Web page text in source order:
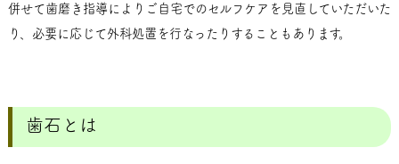
併せて歯磨き指導によりご自宅でのセルフケアを見直していただいた
り、必要に応じて外科処置を行なったりすることもあります。
歯石とは